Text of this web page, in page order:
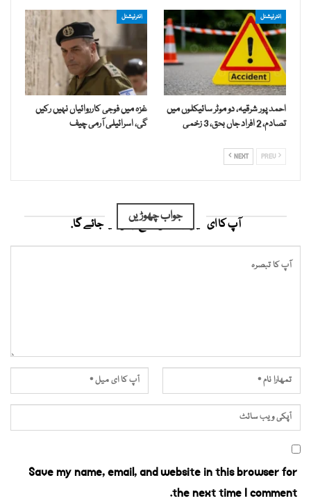
انٹرنیشنل
احمد پور شرقیہ، دو موٹر سائیکلوں میں
تصادم، 2 افراد جاں بحق، 3 زخمی
انٹرنیشنل
غزہ میں فوجی کارروائیاں نہیں رکیں
گی، اسرائیلی آرمی چیف
NEXT
جواب چھوڑیں
آپ کا ای میل ایڈریس شائع نہیں کیا جائے گا.
Save my name, email, and website in this browser for
the next time I comment.